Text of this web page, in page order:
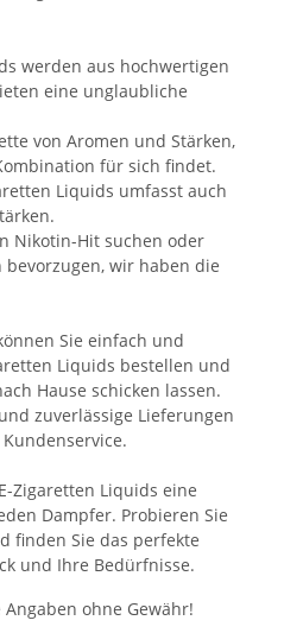
werden aus hochwertigen
eine unglaubliche
von Aromen und Stärken,
für sich findet.
Liquids umfasst auch
Nikotin-Hit suchen oder
wir haben die
Sie einfach und
Liquids bestellen und
Hause schicken lassen.
zuverlässige Lieferungen
Zigaretten Liquids eine
Dampfer. Probieren Sie
finden Sie das perfekte
und Ihre Bedürfnisse.
ohne Gewähr!